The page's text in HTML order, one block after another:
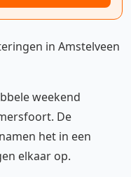
in Amstelveen
weekend
De
het in een
elkaar op.